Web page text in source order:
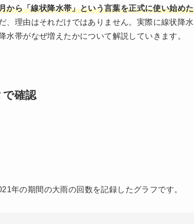
から「線状降水帯」という言葉を正式に使い始めた
、理由はそれだけではありません。実際に線状降水
帯がなぜ増えたかについて解説していきます。
確認
年の期間の大雨の回数を記録したグラフです。